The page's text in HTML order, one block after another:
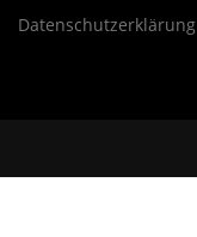
Datenschutzerklärung